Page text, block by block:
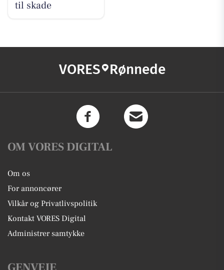
til skade
VORES Rønnede
OM VORES DIGITAL
Om os
For annoncører
Vilkår og Privatlivspolitik
Kontakt VORES Digital
Administrer samtykke